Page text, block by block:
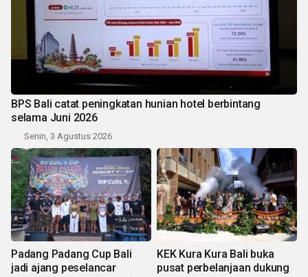
BPS Bali catat peningkatan hunian hotel berbintang
selama Juni 2026
Senin, 3 Agustus 2026
Padang Padang Cup Bali
jadi ajang peselancar
KEK Kura Kura Bali buka
pusat perbelanjaan dukung